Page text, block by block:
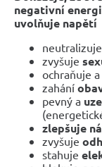
negativní
uvolňuje napětí
zvyšuje
ochraňuje
zahání
pevný a
zlepšuje
zvyšuje
stahuje